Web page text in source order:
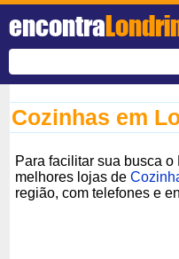
encontra
Cozinhas em
Para facilitar sua busca
melhores lojas de
região, com telefones e